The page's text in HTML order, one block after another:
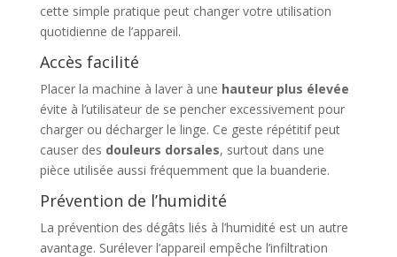
cette simple pratique peut changer votre utilisation
quotidienne de l’appareil.
Accès facilité
Placer la machine à laver à une hauteur plus élevée
évite à l’utilisateur de se pencher excessivement pour
charger ou décharger le linge. Ce geste répétitif peut
causer des douleurs dorsales, surtout dans une
pièce utilisée aussi fréquemment que la buanderie.
Prévention de l’humidité
La prévention des dégâts liés à l’humidité est un autre
avantage. Surélever l’appareil empêche l’infiltration